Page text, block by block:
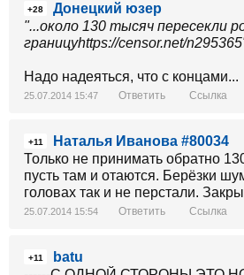
+28
Донецкий юзер
"...около 130 тысяч пересекли
границуhttps://censor.net/
Надо надеяться, что с концами...
25.07.2014 15:47 Ответить Ссылка
+11
Наталья Иванова #80034
Только не принимать обратно
пусть там и отаются. Берёзки
головах так и не перстали.
25.07.2014 15:54 Ответить Ссылка
+11
batu